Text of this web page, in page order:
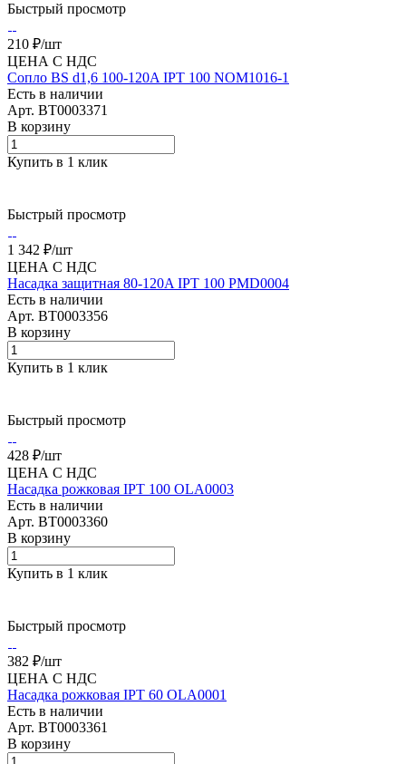
Быстрый просмотр
210 ₽/шт
ЦЕНА С НДС
Сопло BS d1,6 100-120A IPT 100 NOM1016-1
Есть в наличии
Арт. BT0003371
В корзину
Купить в 1 клик
Быстрый просмотр
1 342 ₽/шт
ЦЕНА С НДС
Насадка защитная 80-120A IPT 100 PMD0004
Есть в наличии
Арт. BT0003356
В корзину
Купить в 1 клик
Быстрый просмотр
428 ₽/шт
ЦЕНА С НДС
Насадка рожковая IPT 100 OLA0003
Есть в наличии
Арт. BT0003360
В корзину
Купить в 1 клик
Быстрый просмотр
382 ₽/шт
ЦЕНА С НДС
Насадка рожковая IPT 60 OLA0001
Есть в наличии
Арт. BT0003361
В корзину